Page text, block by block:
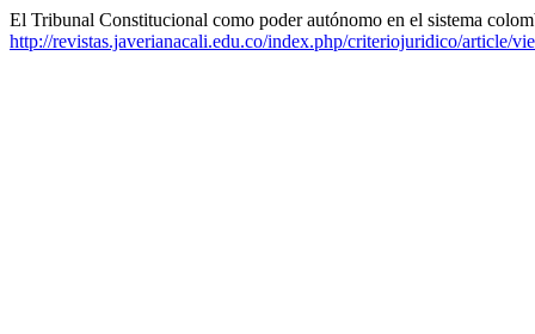
El Tribunal Constitucional como poder autónomo en el sistema
http://revistas.javerianacali.edu.co/index.php/criteriojuridico/article/